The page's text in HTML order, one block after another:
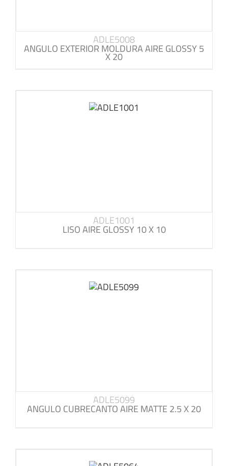
ADLE5008
ANGULO EXTERIOR MOLDURA AIRE GLOSSY 5
X 20
ADLE1001
LISO AIRE GLOSSY 10 X 10
ADLE5099
ANGULO CUBRECANTO AIRE MATTE 2.5 X 20